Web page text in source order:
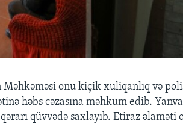
Məhkəməsi onu kiçik xuliqanlıq və
həbs cəzasına məhkum edib.
qüvvədə saxlayıb. Etiraz əlaməti